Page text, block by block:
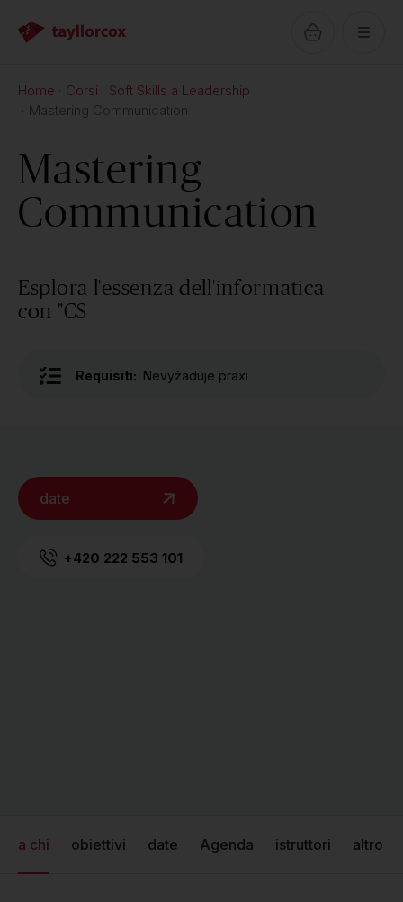
Home Corsi
Soft Skills a Leadership
Mastering Communication
Mastering
Communication
Esplora l'essenza dell'informatica
con "CS
Requisiti: Nevyžaduje praxi
date
+420 222 553 101
a chi obiettivi date Agenda istruttori altro